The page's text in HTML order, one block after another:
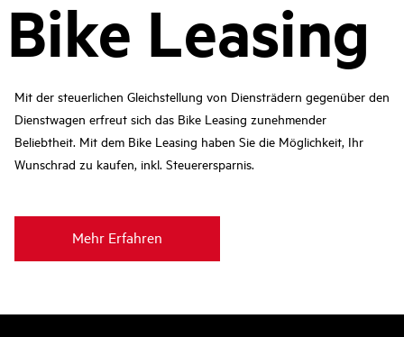
Bike Leasing
Mit der steuerlichen Gleichstellung von Diensträdern gegenüber den
Dienstwagen erfreut sich das Bike Leasing zunehmender
Beliebtheit. Mit dem Bike Leasing haben Sie die Möglichkeit, Ihr
Wunschrad zu kaufen, inkl. Steuerersparnis.
Mehr Erfahren